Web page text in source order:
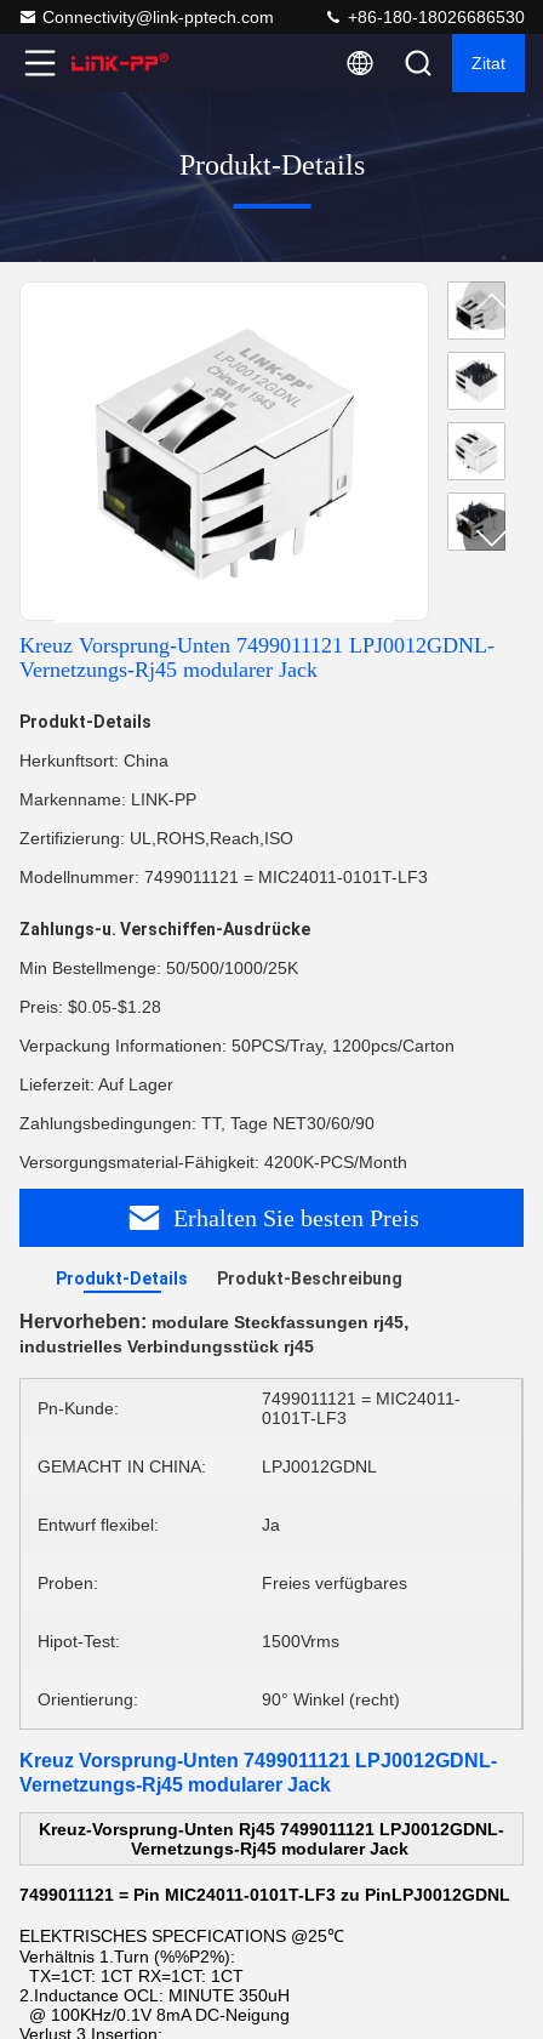
Connectivity@link-pptech.com +86-180-18026686530
Zitat
Produkt-Details
Kreuz Vorsprung-Unten 7499011121 LPJ0012GDNL-
Vernetzungs-Rj45 modularer Jack
Produkt-Details
Herkunftsort: China
Markenname: LINK-PP
Zertifizierung: UL,ROHS,Reach,ISO
Modellnummer: 7499011121 = MIC24011-0101T-LF3
Zahlungs-u. Verschiffen-Ausdrücke
Min Bestellmenge: 50/500/1000/25K
Preis: $0.05-$1.28
Verpackung Informationen: 50PCS/Tray, 1200pcs/Carton
Lieferzeit: Auf Lager
Zahlungsbedingungen: TT, Tage NET30/60/90
Versorgungsmaterial-Fähigkeit: 4200K-PCS/Month
Erhalten Sie besten Preis
Produkt-Details Produkt-Beschreibung
Hervorheben: modulare Steckfassungen rj45,
industrielles Verbindungsstück rj45
Pn-Kunde:
7499011121 = MIC24011-
0101T-LF3
GEMACHT IN CHINA: LPJ0012GDNL
Entwurf flexibel: Ja
Proben: Freies verfügbares
Hipot-Test: 1500Vrms
Orientierung: 90° Winkel (recht)
Kreuz Vorsprung-Unten 7499011121 LPJ0012GDNL-
Vernetzungs-Rj45 modularer Jack
Kreuz-Vorsprung-Unten Rj45 7499011121 LPJ0012GDNL-
Vernetzungs-Rj45 modularer Jack
7499011121 = Pin MIC24011-0101T-LF3 zu PinLPJ0012GDNL
ELEKTRISCHES SPECFICATIONS @25℃
Verhältnis 1.Turn (%%P2%):
TX=1CT: 1CT RX=1CT: 1CT
2.Inductance OCL: MINUTE 350uH
@ 100KHz/0.1V 8mA DC-Neigung
Verlust 3.Insertion: